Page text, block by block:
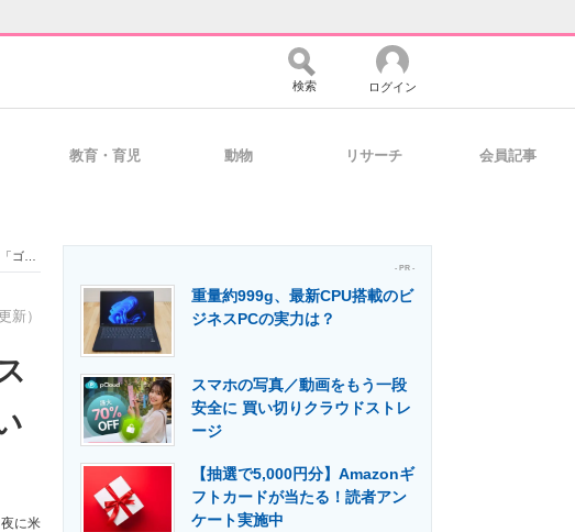
営リーダーのコミュニティ マーケ×ITの今がよく分かる
造業のIT導入・活用を支援
エネルギーの専門メディア 建設×テクノロジーの最前線
検索 ログイン
教育・育児 動物 リサーチ 会員記事
高」
新）
夜に米
- PR -
重量約999g、最新CPU搭載のビ
ジネスPCの実力は？
スマホの写真／動画をもう一段
安全に 買い切りクラウドストレ
ージ
【抽選で5,000円分】Amazonギ
フトカードが当たる！読者アン
ケート実施中